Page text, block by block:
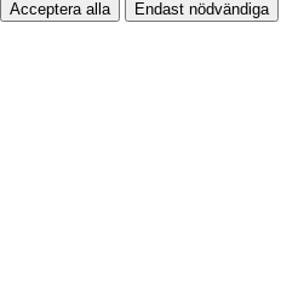
Acceptera alla Endast nödvändiga